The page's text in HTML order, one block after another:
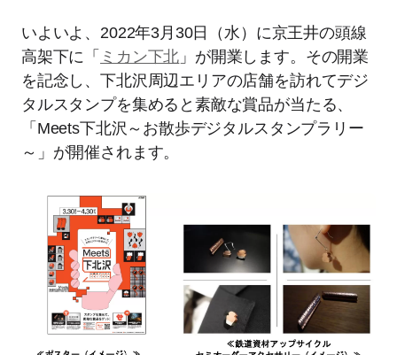
いよいよ、2022年3月30日（水）に京王井の頭線
高架下に「 ミカン下北 」が開業します。その開業
を記念し、下北沢周辺エリアの店舗を訪れてデジ
タルスタンプを集めると素敵な賞品が当たる、
「Meets下北沢～お散歩デジタルスタンプラリー
～」が開催されます。